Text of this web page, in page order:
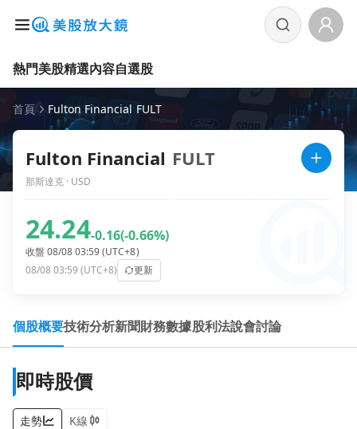
熱門美股精選內容自選股
首頁 Fulton Financial FULT
Fulton Financial FULT
那斯達克 · USD
24.24-0.16(-0.66%)
收盤 08/08 03:59 (UTC+8)
08/08 03:59 (UTC+8)
更新
個股概要技術分析新聞財務數據股利法說會討論
即時股價
走勢
K線